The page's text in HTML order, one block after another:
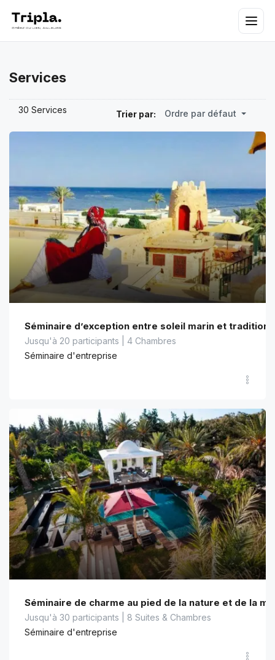
Services
30 Services Trier par: Ordre par défaut
Séminaire d’exception entre soleil marin et tradition
Jusqu'à 20 participants | 4 Chambres
Séminaire d'entreprise
Séminaire de charme au pied de la nature et de la
Jusqu'à 30 participants | 8 Suites & Chambres
Séminaire d'entreprise